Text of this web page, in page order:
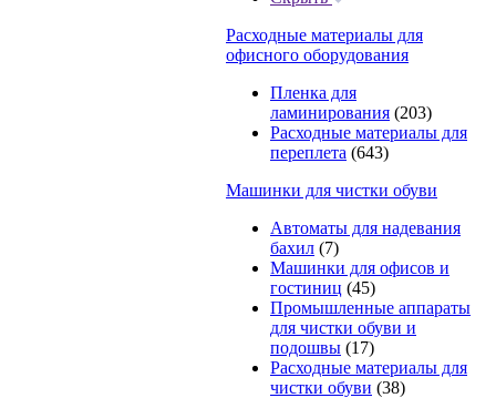
Расходные материалы для
офисного оборудования
Пленка для
ламинирования (203)
Расходные материалы для
переплета (643)
Машинки для чистки обуви
Автоматы для надевания
бахил (7)
Машинки для офисов и
гостиниц (45)
Промышленные аппараты
для чистки обуви и
подошвы (17)
Расходные материалы для
чистки обуви (38)